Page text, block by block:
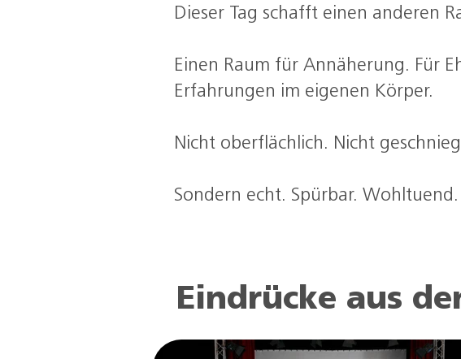
Dieser Tag schafft einen anderen
Einen Raum für Annäherung. Für
Erfahrungen im eigenen Körper.
Nicht oberflächlich. Nicht
Sondern echt. Spürbar. Wohltuend.
Eindrücke aus